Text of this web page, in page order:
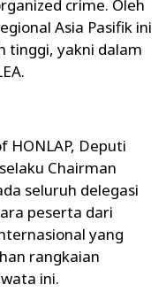
crime. Oleh
Asia Pasifik ini
tinggi, yakni dalam
HONLAP, Deputi
Chairman
seluruh delegasi
peserta dari
yang
rangkaian
ini.